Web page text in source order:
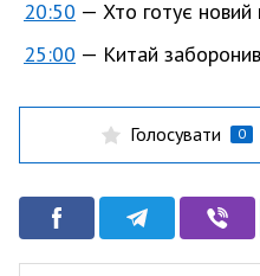
20:50 — Хто готує новий
25:00 — Китай
Голосувати 0